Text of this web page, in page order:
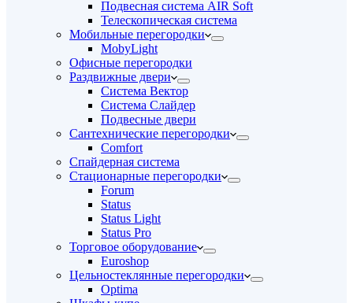
Подвесная система AIR Soft
Телескопическая система
Мобильные перегородки
MobyLight
Офисные перегородки
Раздвижные двери
Система Вектор
Система Слайдер
Подвесные двери
Сантехнические перегородки
Comfort
Спайдерная система
Стационарные перегородки
Forum
Status
Status Light
Status Pro
Торговое оборудование
Euroshop
Цельностеклянные перегородки
Optima